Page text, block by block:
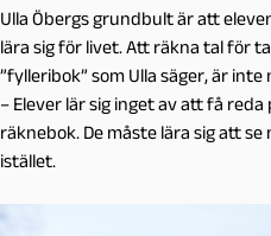
Ulla Öbergs grundbult är att
lära sig för livet. Att räkna tal för
”fylleribok” som Ulla säger, är
– Elever lär sig inget av att få
räknebok. De måste lära sig att
istället.